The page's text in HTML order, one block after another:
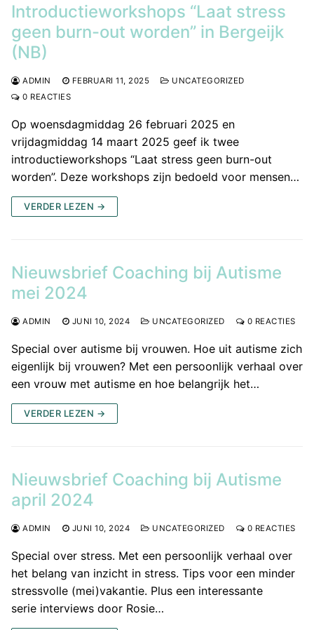
Introductieworkshops “Laat stress
geen burn-out worden” in Bergeijk
(NB)
ADMIN FEBRUARI 11, 2025
UNCATEGORIZED
0 REACTIES
Op woensdagmiddag 26 februari 2025 en
vrijdagmiddag 14 maart 2025 geef ik twee
introductieworkshops “Laat stress geen burn-out
worden”. Deze workshops zijn bedoeld voor mensen…
VERDER LEZEN →
Nieuwsbrief Coaching bij Autisme
mei 2024
ADMIN JUNI 10, 2024 UNCATEGORIZED 0 REACTIES
Special over autisme bij vrouwen. Hoe uit autisme zich
eigenlijk bij vrouwen? Met een persoonlijk verhaal over
een vrouw met autisme en hoe belangrijk het…
VERDER LEZEN →
Nieuwsbrief Coaching bij Autisme
april 2024
ADMIN JUNI 10, 2024 UNCATEGORIZED 0 REACTIES
Special over stress. Met een persoonlijk verhaal over
het belang van inzicht in stress. Tips voor een minder
stressvolle (mei)vakantie. Plus een interessante
serie interviews door Rosie…